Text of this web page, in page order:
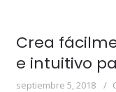
Crea
e intuitivo
septiembre 5, 2018